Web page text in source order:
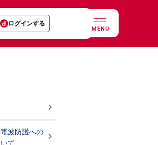
ログインする
MENU
波防護への
て